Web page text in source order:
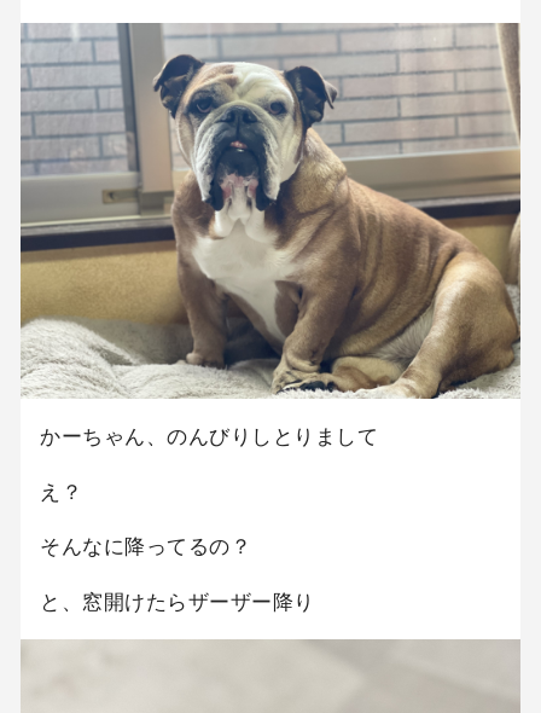
かーちゃん、のんびりしとりまして
え？
そんなに降ってるの？
と、窓開けたらザーザー降り